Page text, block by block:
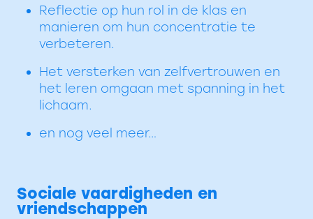
Reflectie op hun rol in de klas en
manieren om hun concentratie te
verbeteren.
Het versterken van zelfvertrouwen en
het leren omgaan met spanning in het
lichaam.
en nog veel meer…
Sociale vaardigheden en
vriendschappen